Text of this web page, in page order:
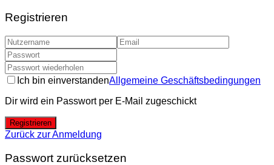
Registrieren
Ich bin einverstandenAllgemeine Geschäftsbedingungen
Dir wird ein Passwort per E-Mail zugeschickt
Registrieren
Zurück zur Anmeldung
Passwort zurücksetzen